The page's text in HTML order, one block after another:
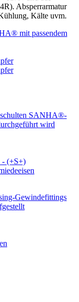
Absperrarmatur
Kälte uvm.
- (+S+)